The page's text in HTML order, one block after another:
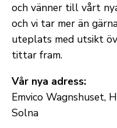
och vänner till vårt
och vi tar mer än
uteplats med utsikt
tittar fram.
Vår nya adress:
Emvico Wagnshuset,
Solna